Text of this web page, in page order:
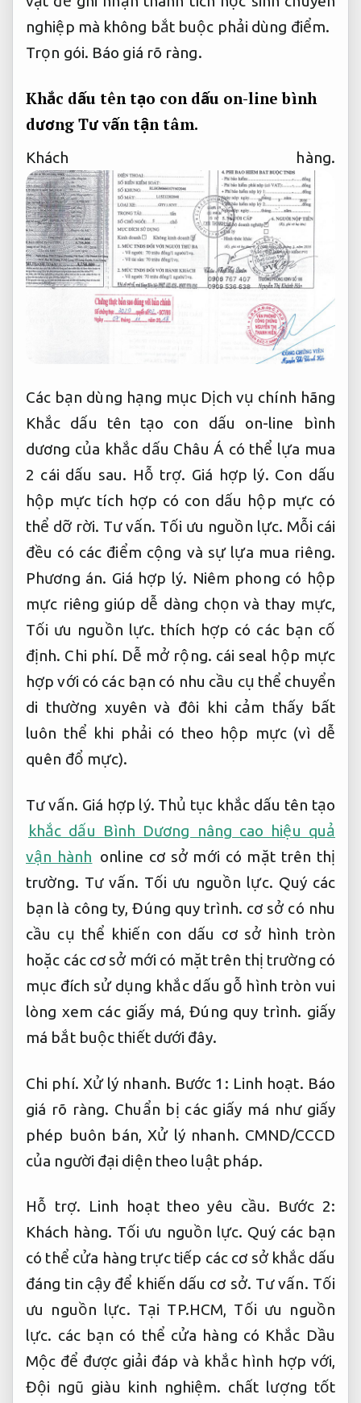
nghiệp mà không bắt buộc phải dùng điểm.
Trọn gói. Báo giá rõ ràng.
Khắc dấu tên tạo con dấu on-line bình
dương Tư vấn tận tâm.
Khách hàng.
Các bạn dùng hạng mục Dịch vụ chính hãng
Khắc dấu tên tạo con dấu on-line bình
dương của khắc dấu Châu Á có thể lựa mua
2 cái dấu sau. Hỗ trợ. Giá hợp lý. Con dấu
hộp mực tích hợp có con dấu hộp mực có
thể dỡ rời. Tư vấn. Tối ưu nguồn lực. Mỗi cái
đều có các điểm cộng và sự lựa mua riêng.
Phương án. Giá hợp lý. Niêm phong có hộp
mực riêng giúp dễ dàng chọn và thay mực,
Tối ưu nguồn lực. thích hợp có các bạn cố
định. Chi phí. Dễ mở rộng. cái seal hộp mực
hợp với có các bạn có nhu cầu cụ thể chuyển
di thường xuyên và đôi khi cảm thấy bất
luôn thể khi phải có theo hộp mực (vì dễ
quên đổ mực).
Tư vấn. Giá hợp lý. Thủ tục khắc dấu tên tạo
khắc dấu Bình Dương nâng cao hiệu quả
vận hành online cơ sở mới có mặt trên thị
trường. Tư vấn. Tối ưu nguồn lực. Quý các
bạn là công ty,Đúng quy trình. cơ sở có nhu
cầu cụ thể khiến con dấu cơ sở hình tròn
hoặc các cơ sở mới có mặt trên thị trường có
mục đích sử dụng khắc dấu gỗ hình tròn vui
lòng xem các giấy má,Đúng quy trình. giấy
má bắt buộc thiết dưới đây.
Chi phí. Xử lý nhanh. Bước 1: Linh hoạt. Báo
giá rõ ràng. Chuẩn bị các giấy má như giấy
phép buôn bán,Xử lý nhanh. CMND/CCCD
của người đại diện theo luật pháp.
Hỗ trợ. Linh hoạt theo yêu cầu. Bước 2:
Khách hàng. Tối ưu nguồn lực. Quý các bạn
có thể cửa hàng trực tiếp các cơ sở khắc dấu
đáng tin cậy để khiến dấu cơ sở. Tư vấn. Tối
ưu nguồn lực. Tại TP.HCM, Tối ưu nguồn
lực. các bạn có thể cửa hàng có Khắc Dầu
Mộc để được giải đáp và khắc hình hợp với,
Đội ngũ giàu kinh nghiệm. chất lượng tốt